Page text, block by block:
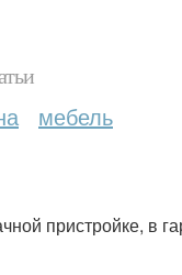
мебель
пристройке, в